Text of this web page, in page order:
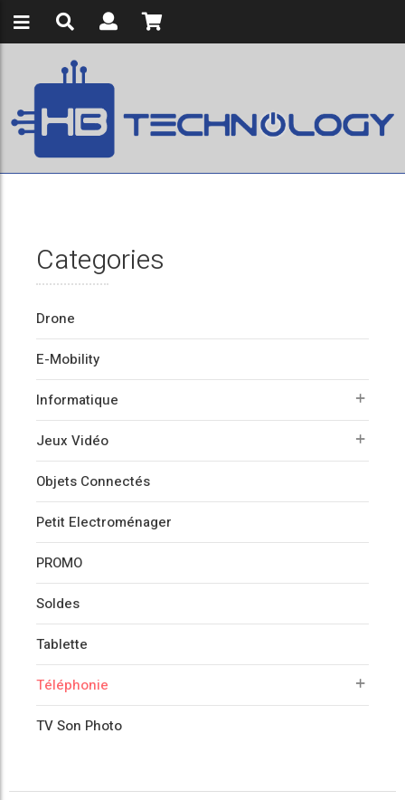
Categories
Drone
E-Mobility
Informatique
Jeux Vidéo
Objets Connectés
Petit Electroménager
PROMO
Soldes
Tablette
Téléphonie
TV Son Photo